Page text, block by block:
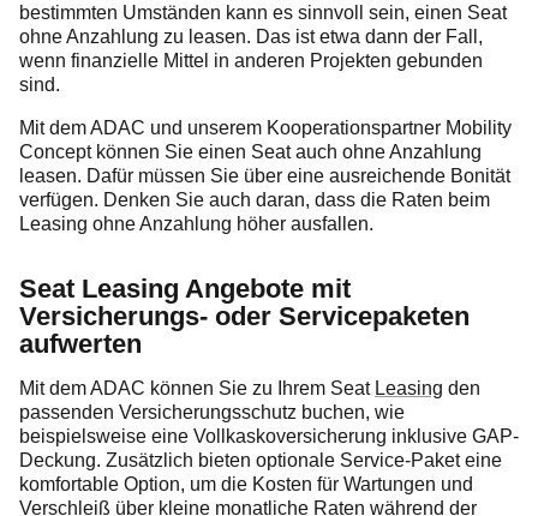
bestimmten Umständen kann es sinnvoll sein, einen Seat
ohne Anzahlung zu leasen. Das ist etwa dann der Fall,
wenn finanzielle Mittel in anderen Projekten gebunden
sind.
Mit dem ADAC und unserem Kooperationspartner Mobility
Concept können Sie einen Seat auch ohne Anzahlung
leasen. Dafür müssen Sie über eine ausreichende Bonität
verfügen. Denken Sie auch daran, dass die Raten beim
Leasing ohne Anzahlung höher ausfallen.
Seat Leasing Angebote mit
Versicherungs- oder Servicepaketen
aufwerten
Mit dem ADAC können Sie zu Ihrem Seat Leasing den
passenden Versicherungsschutz buchen, wie
beispielsweise eine Vollkaskoversicherung inklusive GAP-
Deckung. Zusätzlich bieten optionale Service-Paket eine
komfortable Option, um die Kosten für Wartungen und
Verschleiß über kleine monatliche Raten während der